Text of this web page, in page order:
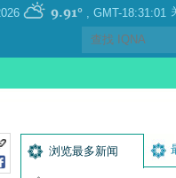
GMT-18:31:01
, Saturday 08 August 2026
9.91°
浏览最多新闻